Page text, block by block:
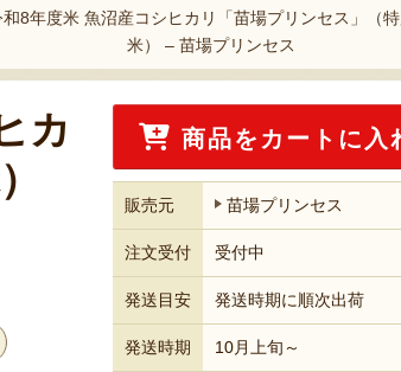
和8年度米 魚沼産コシヒカリ「苗場プリンセス」（
米） – 苗場プリンセス
カ
商品をカートに入
販売元 苗場プリンセス
注文受付 受付中
発送目安 発送時期に順次出荷
発送時期 10月上旬～